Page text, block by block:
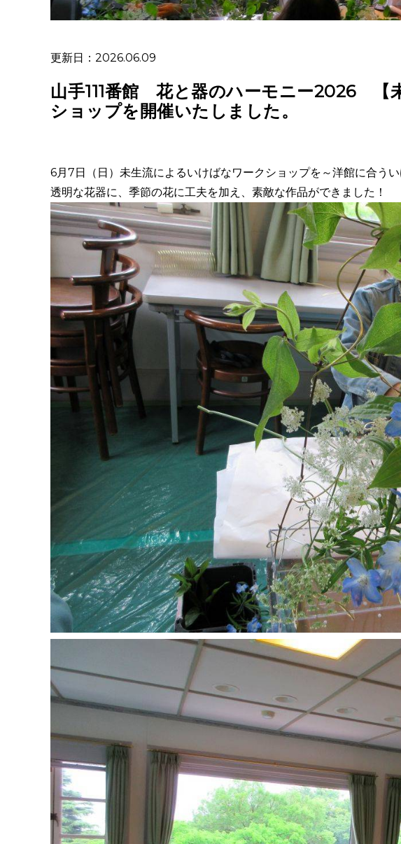
更新日：2026.06.09
山手111番館 花と器のハーモニー2026 【
ショップを開催いたしました。
6月7日（日）未生流によるいけばなワークショップを～洋館に合う
透明な花器に、季節の花に工夫を加え、素敵な作品ができました！